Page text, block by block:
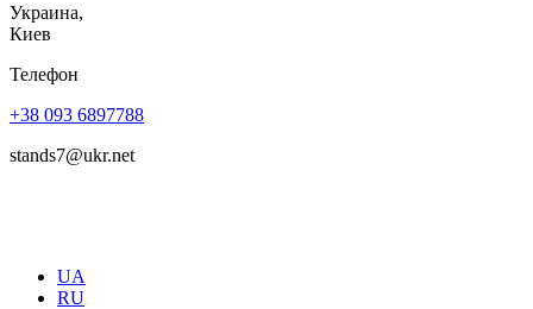
Украина,
Киев
Телефон
+38 093 6897788
stands7@ukr.net
UA
RU